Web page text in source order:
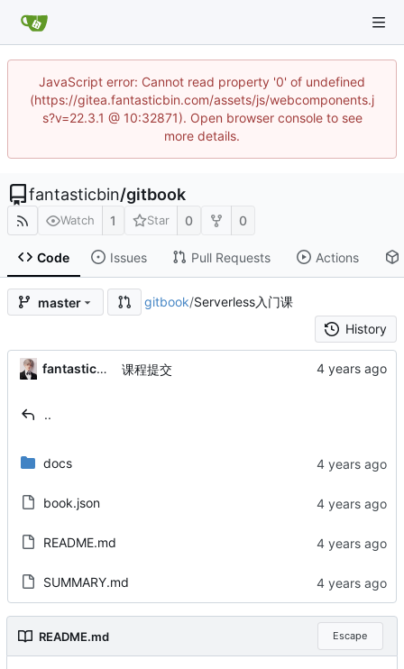
JavaScript error: Cannot read property '0' of undefined
(https://gitea.fantasticbin.com/assets/js/webcomponents.j
s?v=22.3.1 @ 10:32871). Open browser console to see
more details.
fantasticbin/gitbook
Watch 1 Star 0 0
Code Issues Pull Requests Actions
master gitbook/Serverless入门课
History
fantasticbin 课程提交
..
docs
book.json
README.md
SUMMARY.md
README.md Escape